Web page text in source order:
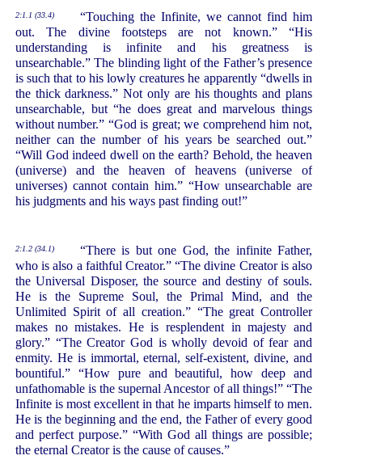
2:1.1 (33.4)
“Touching the Infinite, we cannot find him
out. The divine footsteps are not known.” “His
understanding is infinite and his greatness is
unsearchable.” The blinding light of the Father’s presence
is such that to his lowly creatures he apparently “dwells in
the thick darkness.” Not only are his thoughts and plans
unsearchable, but “he does great and marvelous things
without number.” “God is great; we comprehend him not,
neither can the number of his years be searched out.”
“Will God indeed dwell on the earth? Behold, the heaven
(universe) and the heaven of heavens (universe of
universes) cannot contain him.” “How unsearchable are
his judgments and his ways past finding out!”
2:1.2 (34.1)
“There is but one God, the infinite Father,
who is also a faithful Creator.” “The divine Creator is also
the Universal Disposer, the source and destiny of souls.
He is the Supreme Soul, the Primal Mind, and the
Unlimited Spirit of all creation.” “The great Controller
makes no mistakes. He is resplendent in majesty and
glory.” “The Creator God is wholly devoid of fear and
enmity. He is immortal, eternal, self-existent, divine, and
bountiful.” “How pure and beautiful, how deep and
unfathomable is the supernal Ancestor of all things!” “The
Infinite is most excellent in that he imparts himself to men.
He is the beginning and the end, the Father of every good
and perfect purpose.” “With God all things are possible;
the eternal Creator is the cause of causes.”